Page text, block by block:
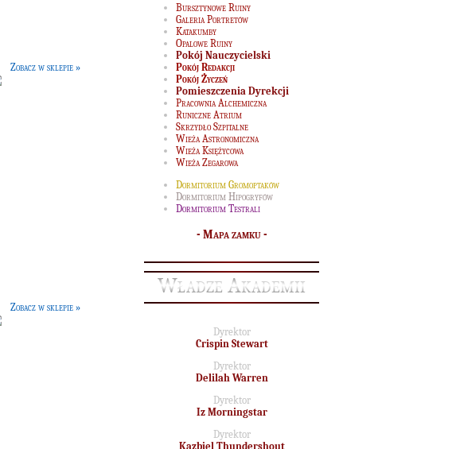
Zobacz w sklepie »
Zobacz w sklepie »
Bursztynowe Ruiny
Galeria Portretów
Katakumby
Opalowe Ruiny
Pokój Nauczycielski
Pokój Redakcji
Pokój Życzeń
Pomieszczenia Dyrekcji
Pracownia Alchemiczna
Runiczne Atrium
Skrzydło Szpitalne
Wieża Astronomiczna
Wieża Księżycowa
Wieża Zegarowa
Dormitorium Gromoptaków
Dormitorium Hipogryfów
Dormitorium Testrali
- Mapa zamku-
Władze Akademii
Dyrektor
Crispin Stewart
Dyrektor
Delilah Warren
Dyrektor
Iz Morningstar
Dyrektor
Kazbiel Thundershout